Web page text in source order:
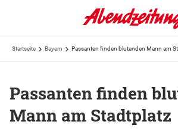
Startseite Bayern Passanten finden blutenden Mann am
Passanten finden
Mann am Stadtplatz